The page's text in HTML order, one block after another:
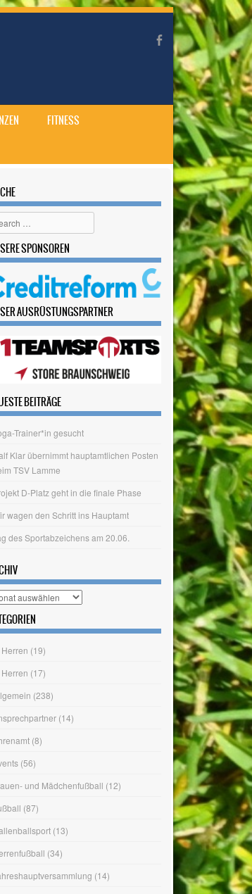
FITNESS
SPONSOREN
AUSRÜSTUNGSPARTNER
BEITRÄGE
Trainer*in gesucht
TSV Lamme
D-Platz geht in die finale Phase
wagen den Schritt ins Hauptamt
des Sportabzeichens am 20.06.
(19)
(17)
(238)
(8)
(56)
und Mädchenfußball
(87)
(13)
(34)